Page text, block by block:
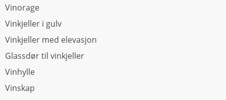
Vinorage
Vinkjeller i gulv
Vinkjeller med elevasjon
Glassdør til vinkjeller
Vinhylle
Vinskap